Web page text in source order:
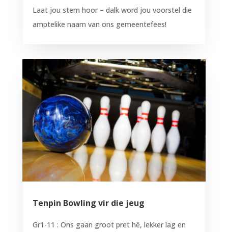
Laat jou stem hoor – dalk word jou voorstel die
amptelike naam van ons gemeentefees!
Tenpin Bowling vir die jeug
Gr1-11 : Ons gaan groot pret hê, lekker lag en